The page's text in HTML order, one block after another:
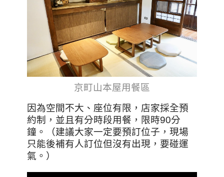
京町山本屋用餐區
因為空間不大、座位有限，店家採全預
約制，並且有分時段用餐，限時90分
鐘。（建議大家一定要預訂位子，現場
只能後補有人訂位但沒有出現，要碰運
氣。）